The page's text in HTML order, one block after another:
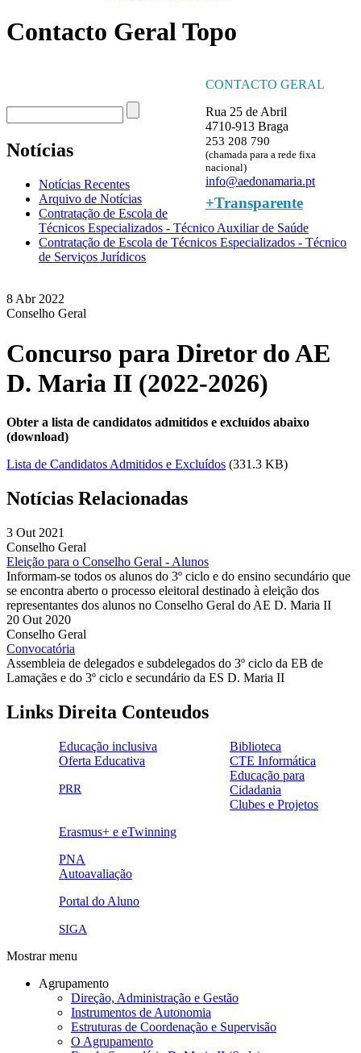
Contacto Geral Topo
CONTACTO GERAL
Rua 25 de Abril
4710-913 Braga
253 208 790
(chamada para a rede fixa
nacional)
info@aedonamaria.pt
+Transparente
Formulário de procura
Procurar
Notícias
Notícias Recentes
Arquivo de Notícias
Contratação de Escola de
Técnicos Especializados - Técnico Auxiliar de Saúde
Contratação de Escola de Técnicos Especializados - Técnico
de Serviços Jurídicos
8 Abr 2022
Conselho Geral
Concurso para Diretor do AE
D. Maria II (2022-2026)
Obter a lista de candidatos admitidos e excluídos abaixo
(download)
Lista de Candidatos Admitidos e Excluídos (331.3 KB)
Notícias Relacionadas
3 Out 2021
Conselho Geral
Eleição para o Conselho Geral - Alunos
Informam-se todos os alunos do 3º ciclo e do ensino secundário que
se encontra aberto o processo eleitoral destinado à eleição dos
representantes dos alunos no Conselho Geral do AE D. Maria II
20 Out 2020
Conselho Geral
Convocatória
Assembleia de delegados e subdelegados do 3º ciclo da EB de
Lamaçães e do 3º ciclo e secundário da ES D. Maria II
Links Direita Conteudos
ensinoinclusivo.png
Educação inclusiva
link1.png
Biblioteca
oferta_edu.png
Oferta Educativa
cte2.png
CTE Informática
selo_importancia_estrategica.png
PRR
logo_epc_2.png
Educação para
Cidadania
Clubes e Projetos
ue.png.png
Erasmus+ e eTwinning
pna.png
PNA
eye-42848_640.png
Autoavaliação
link4.png
Portal do Aluno
SIGA
Mostrar menu
Agrupamento
Direção, Administração e Gestão
Instrumentos de Autonomia
Estruturas de Coordenação e Supervisão
O Agrupamento